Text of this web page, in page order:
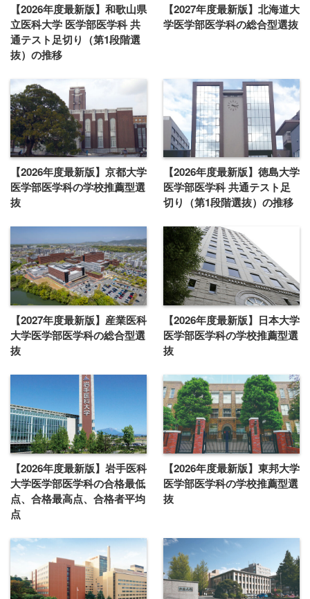
【2026年度最新版】和歌山県
立医科大学 医学部医学科 共
通テスト足切り（第1段階選
抜）の推移
【2027年度最新版】北海道大
学医学部医学科の総合型選抜
【2026年度最新版】京都大学
医学部医学科の学校推薦型選
抜
【2026年度最新版】徳島大学
医学部医学科 共通テスト足
切り（第1段階選抜）の推移
【2027年度最新版】産業医科
大学医学部医学科の総合型選
抜
【2026年度最新版】日本大学
医学部医学科の学校推薦型選
抜
【2026年度最新版】岩手医科
大学医学部医学科の合格最低
点、合格最高点、合格者平均
点
【2026年度最新版】東邦大学
医学部医学科の学校推薦型選
抜